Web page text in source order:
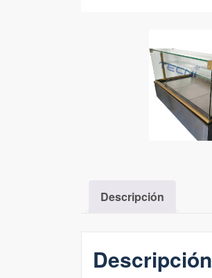
Descripción
Descripción